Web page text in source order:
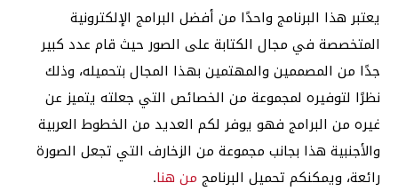
يعتبر هذا البرنامج واحدًا من أفضل البرامج الإلكترونية
المتخصصة في مجال الكتابة على الصور حيث قام عدد كبير
جدًا من المصممين والمهتمين بهذا المجال بتحميله، وذلك
نظرًا لتوفيره لمجموعة من الخصائص التي جعلته يتميز عن
غيره من البرامج فهو يوفر لكم العديد من الخطوط العربية
والأجنبية هذا بجانب مجموعة من الزخارف التي تجعل الصورة
رائعة، ويمكنكم تحميل البرنامج من هنا.